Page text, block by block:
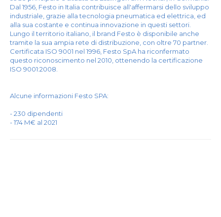
Dal 1956, Festo in Italia contribuisce all'affermarsi dello sviluppo
industriale, grazie alla tecnologia pneumatica ed elettrica, ed
alla sua costante e continua innovazione in questi settori.
Lungo il territorio italiano, il brand Festo è disponibile anche
tramite la sua ampia rete di distribuzione, con oltre 70 partner.
Certificata ISO 9001 nel 1996, Festo SpA ha riconfermato
questo riconoscimento nel 2010, ottenendo la certificazione
ISO 9001:2008.
Alcune informazioni Festo SPA:
- 230 dipendenti
- 174 M€ al 2021